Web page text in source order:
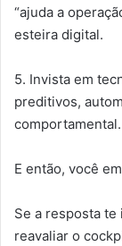
“ajuda a
esteira digital.
5. Invista em
preditivos,
E então, você
Se a resposta te
reavaliar o